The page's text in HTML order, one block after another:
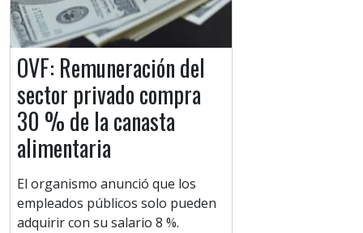
OVF: Remuneración del
sector privado compra
30 % de la canasta
alimentaria
El organismo anunció que los
empleados públicos solo pueden
adquirir con su salario 8 %.